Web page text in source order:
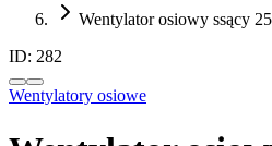
Wentylator osiowy ssący
ID: 282
Wentylatory osiowe